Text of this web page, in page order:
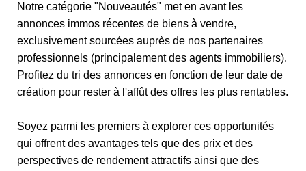
Notre catégorie "Nouveautés" met en avant les
annonces immos récentes de biens à vendre,
exclusivement sourcées auprès de nos partenaires
professionnels (principalement des agents immobiliers).
Profitez du tri des annonces en fonction de leur date de
création pour rester à l'affût des offres les plus rentables.
Soyez parmi les premiers à explorer ces opportunités
qui offrent des avantages tels que des prix et des
perspectives de rendement attractifs ainsi que des